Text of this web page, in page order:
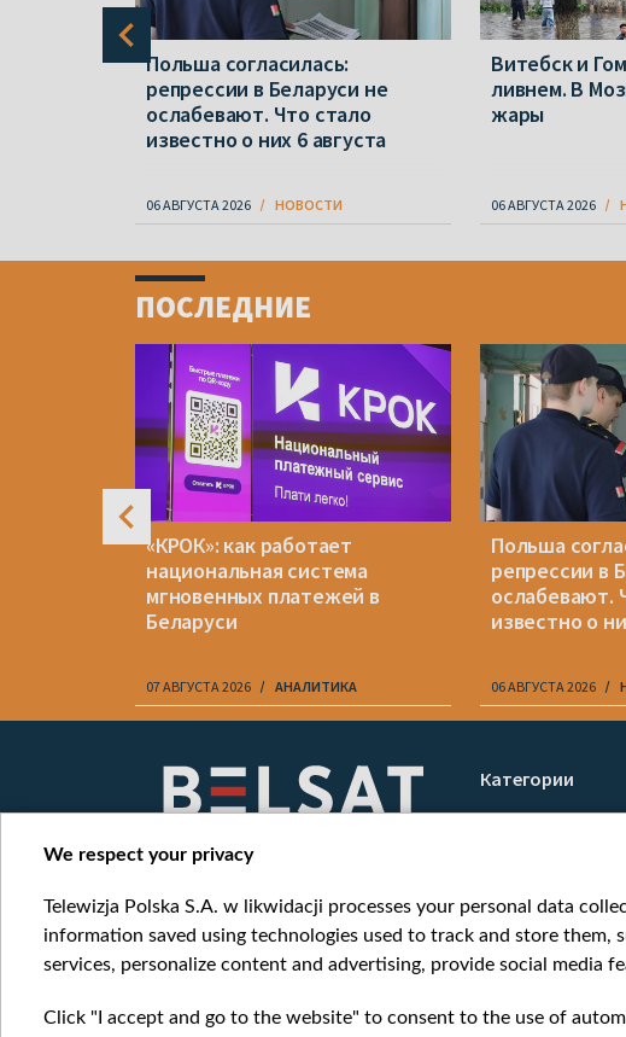
Польша согласилась:
репрессии в Беларуси не
ослабевают. Что стало
известно о них 6 августа
06 АВГУСТА 2026 НОВОСТИ
Витебск и
ливнем. В
жары
06 АВГУСТА 2026
ПОСЛЕДНИЕ
«КРОК»: как работает
национальная система
мгновенных платежей в
Беларуси
07 АВГУСТА 2026 АНАЛИТИКА
Польша
репрессии в
ослабевают.
известно о
06 АВГУСТА 2026
10
Категории
Новости
Онлайн
We respect your privacy
Telewizja Polska S.A. w likwidacji processes your personal data
information saved using technologies used to track and store
services, personalize content and advertising, provide social media
Click "I accept and go to the website" to consent to the use of